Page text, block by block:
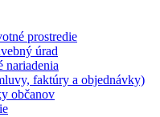
prostredie
úrad
nariadenia
faktúry a objednávky)
občanov